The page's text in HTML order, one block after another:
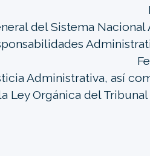
del Sistema
Administrativa, así
Ley Orgánica del